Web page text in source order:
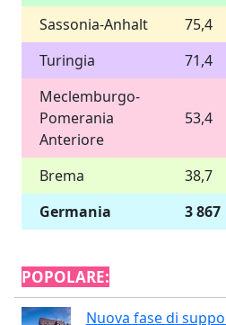
Sassonia-Anhalt
75,4
Turingia
71,4
Meclemburgo-
Pomerania
Anteriore
53,4
Brema 38,7
Germania
3 867
POPOLARE:
Nuova fase di